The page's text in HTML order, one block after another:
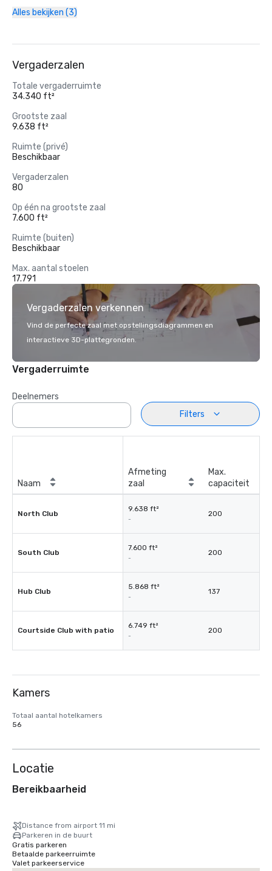
Alles bekijken (3)
Vergaderzalen
Totale vergaderruimte
34.340 ft²
Grootste zaal
9.638 ft²
Ruimte (privé)
Beschikbaar
Vergaderzalen
80
Op één na grootste zaal
7.600 ft²
Ruimte (buiten)
Beschikbaar
Max. aantal stoelen
17.791
Vergaderzalen verkennen
Vind de perfecte zaal met opstellingsdiagrammen en
interactieve 3D-plattegronden.
Vergaderruimte
Deelnemers
Filters
Naam
Afmeting
zaal
Max.
capaciteit
North Club
9.638 ft²
-
200
South Club
7.600 ft²
-
200
Hub Club
5.868 ft²
-
137
Courtside Club with patio
6.749 ft²
-
200
Kamers
Totaal aantal hotelkamers
56
Locatie
Bereikbaarheid
Distance from airport 11 mi
Parkeren in de buurt
Gratis parkeren
Betaalde parkeerruimte
Valet parkeerservice